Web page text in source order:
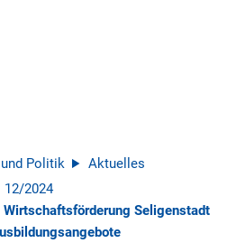
Politik
Aktuelles
12/2024
Seligenstadt